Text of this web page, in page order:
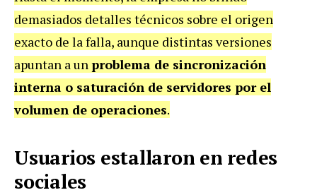
demasiados detalles técnicos sobre el origen
exacto de la falla, aunque distintas versiones
apuntan a unproblema de sincronización
interna o saturación de servidores por el
volumen de operaciones.
Usuarios estallaron en redes
sociales